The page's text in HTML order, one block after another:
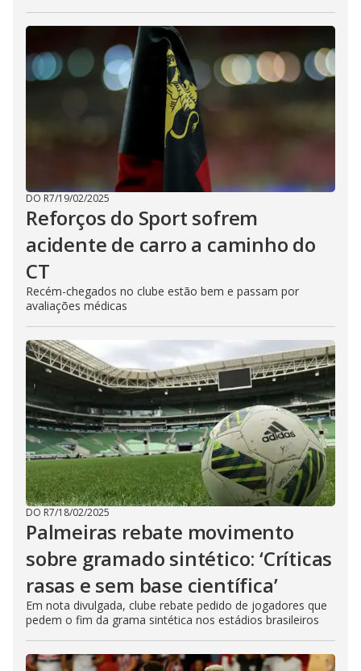
DO R7/19/02/2025
Reforços do Sport sofrem
acidente de carro a caminho do
CT
Recém-chegados no clube estão bem e passam por
avaliações médicas
DO R7/18/02/2025
Palmeiras rebate movimento
sobre gramado sintético: ‘Críticas
rasas e sem base científica’
Em nota divulgada, clube rebate pedido de jogadores que
pedem o fim da grama sintética nos estádios brasileiros